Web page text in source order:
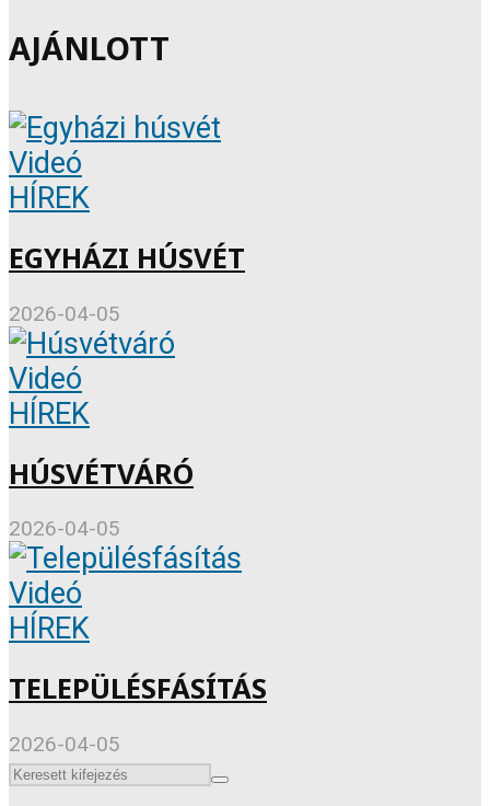
AJÁNLOTT
Videó
HÍREK
EGYHÁZI HÚSVÉT
2026-04-05
Videó
HÍREK
HÚSVÉTVÁRÓ
2026-04-05
Videó
HÍREK
TELEPÜLÉSFÁSÍTÁS
2026-04-05